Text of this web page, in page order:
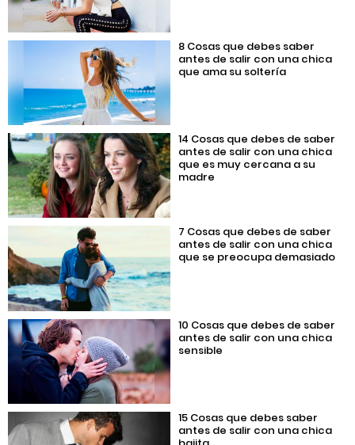
8 Cosas que debes saber
antes de salir con una chica
que ama su soltería
14 Cosas que debes de saber
antes de salir con una chica
que es muy cercana a su
madre
7 Cosas que debes de saber
antes de salir con una chica
que se preocupa demasiado
10 Cosas que debes de saber
antes de salir con una chica
sensible
15 Cosas que debes saber
antes de salir con una chica